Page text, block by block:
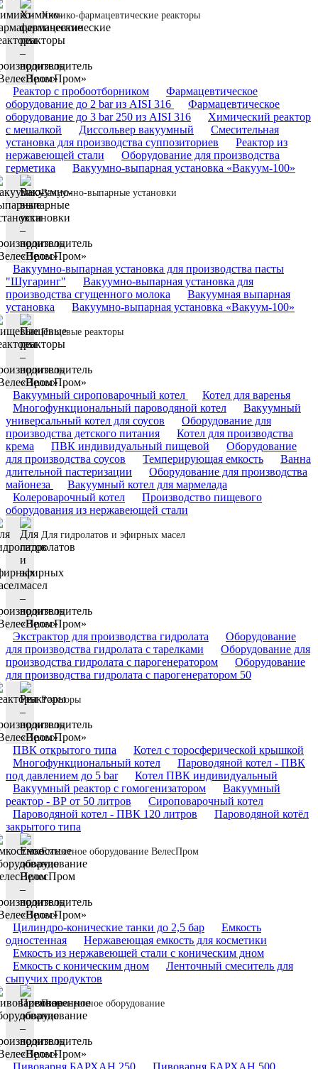
Химико-фармацевтические реакторы
Реактор с пробоотборником
Фармацевтическое
оборудование до 2 bar из AISI 316
Фармацевтическое
оборудование до 3 bar 250 из AISI 316
Химический реактор
с мешалкой
Диссольвер вакуумный
Смесительная
установка для производства суппозиториев
Реактор из
нержавеющей стали
Оборудование для производства
герметика
Вакуумно-выпарная установка «Вакуум-100»
Вакуумно-выпарные установки
Вакуумно-выпарная установка для производства пасты
"Шугаринг"
Вакуумно-выпарная установка для
производства сгущенного молока
Вакуумная выпарная
установка
Вакуумно-выпарная установка «Вакуум-100»
Пищевые реакторы
Вакуумный сироповарочный котел
Котел для варенья
Многофункциональный пароводяной котел
Вакуумный
универсальный котел для соусов
Оборудование для
производства детского питания
Котел для производства
крема
ПВК индивидуальный пищевой
Оборудование
для производства соусов
Темперирующая емкость
Ванна
длительной пастеризации
Оборудование для производства
майонеза
Вакуумный котел для мармелада
Колероварочный котел
Производство пищевого
оборудования из нержавеющей стали
Для гидролатов и эфирных масел
Экстрактор для производства гидролата
Оборудование
для производства гидролата с тарелками
Оборудование для
производства гидролата с парогенератором
Оборудование
для производства гидролата с парогенератором 50
Реакторы
ПВК открытого типа
Котел с торосферической крышкой
Многофункциональный котел
Пароводяной котел - ПВК
под давлением до 5 bar
Котел ПВК индивидуальный
Вакуумный реактор с гомогенизатором
Вакуумный
реактор - ВР от 50 литров
Сироповарочный котел
Пароводяной котел - ПВК 120 литров
Пароводяной котёл
закрытого типа
Емкостное оборудование ВелесПром
Цилиндро-конические танки до 2,5 бар
Емкость
одностенная
Нержавеющая емкость для косметики
Емкость из нержавеющей стали с коническим дном
Емкость с коническим дном
Ленточный смеситель для
сыпучих продуктов
Пивоваренное оборудование
Пивоварня БАРХАН 250 Пивоварня БАРХАН 500